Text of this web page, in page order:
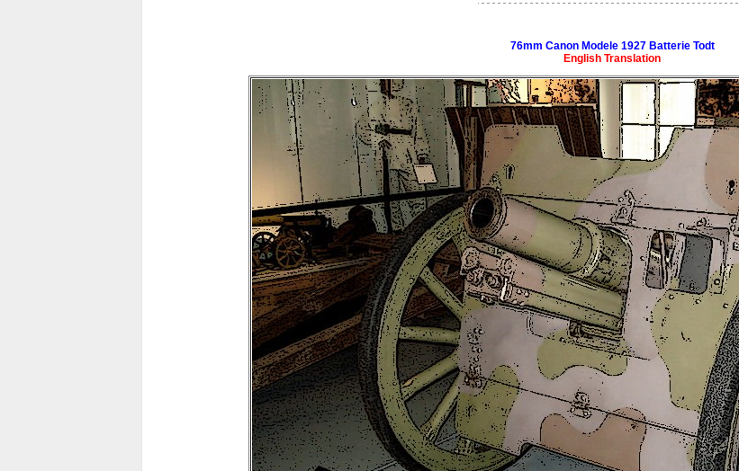
76mm Canon Modele 1927 Batterie Todt
English Translation